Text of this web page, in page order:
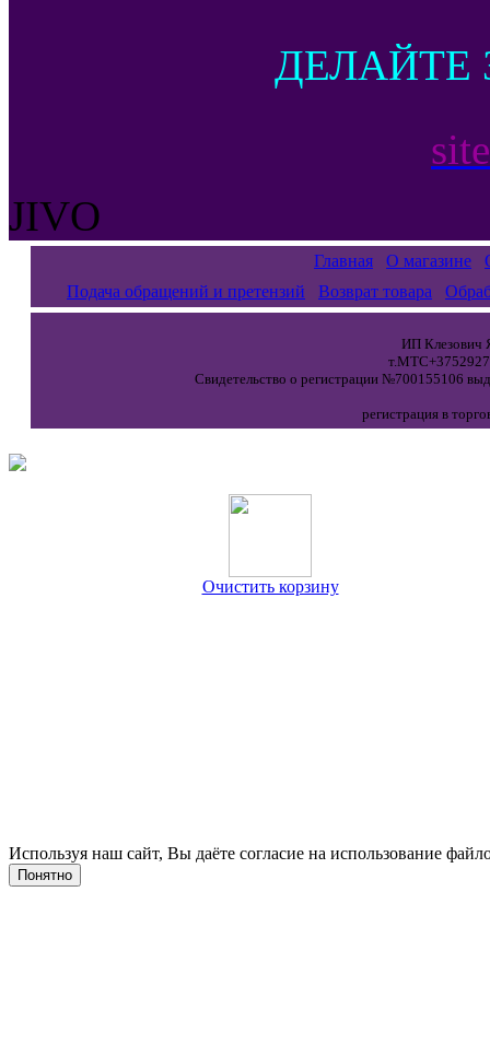
ДЕЛАЙТЕ
JIVO
Главная О магазине
Подача обращений и претензий
Возврат товара
ИП Клезович
Свидетельство о регистрации №700155106
регистрация в
Очистить корзину
Используя наш сайт, Вы даёте согласие на использование
Понятно